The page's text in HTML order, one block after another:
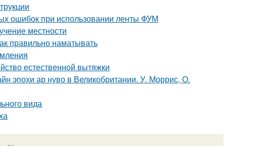
ошибок при использовании ленты ФУМ
местности
правильно наматывать
естественной вытяжки
эпохи ар нуво в Великобритании. У. Моррис, О.
вида